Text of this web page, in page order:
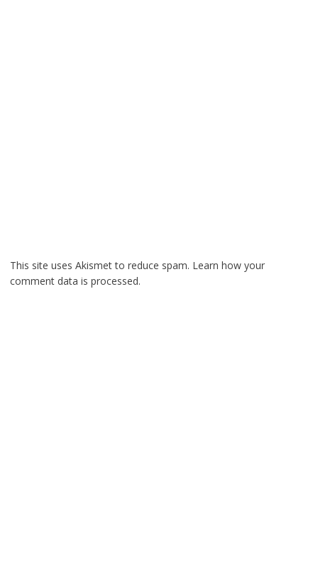
This site uses Akismet to reduce spam. Learn how your
comment data is processed.